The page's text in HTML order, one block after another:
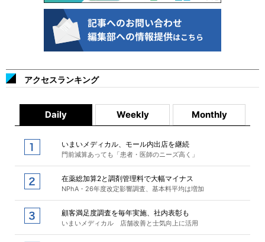
アクセスランキング
Daily Weekly Monthly
いまいメディカル、モール内出店を継続
門前減算あっても「患者・医師のニーズ高く」
在薬総加算2と調剤管理料で大幅マイナス
NPhA・26年度改定影響調査、基本料平均は増加
顧客満足度調査を毎年実施、社内表彰も
いまいメディカル 店舗改善と士気向上に活用